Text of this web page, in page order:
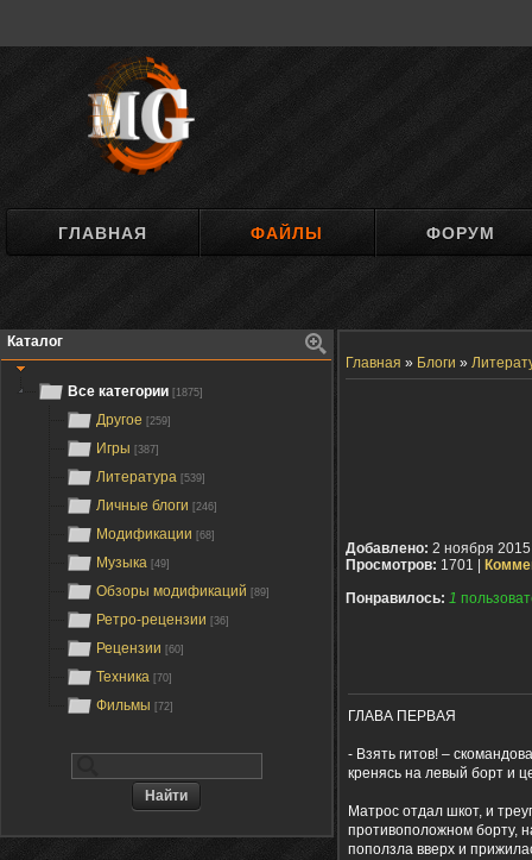
ГЛАВНАЯ ФАЙЛЫ ФОРУМ
Каталог
Все категории [1875]
Другое [259]
Игры [387]
Литература [539]
Личные блоги [246]
Модификации [68]
Музыка [49]
Обзоры модификаций [89]
Ретро-рецензии [36]
Рецензии [60]
Техника [70]
Фильмы [72]
Главная » Блоги »
Добавлено: 2 ноября 2015
Просмотров: 1701 |
Понравилось: 1
ГЛАВА ПЕРВАЯ
- Взять гитов! –
кренясь на левый борт и
Матрос отдал шкот, и
противоположном борту,
поползла вверх и